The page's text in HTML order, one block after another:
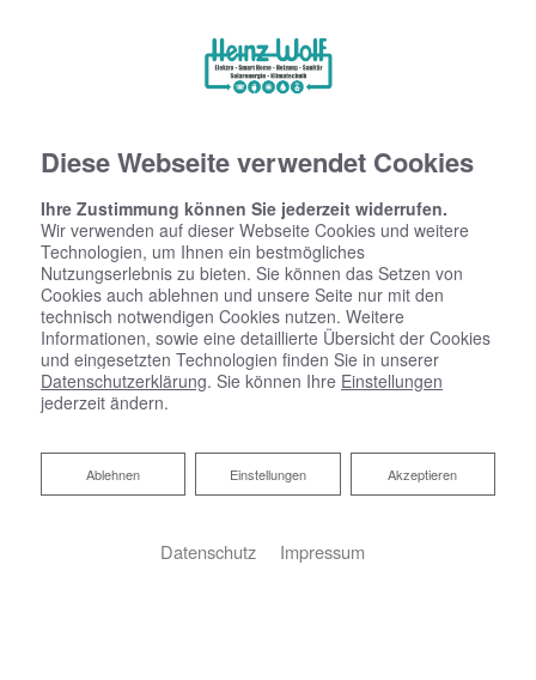
Startseite »Bad»Badinspiration & Musterbäder »Luxus-Bad 8,2 ㎡
Luxus-Bad 8,2 ㎡
Diese Webseite verwendet Cookies
Ihre Zustimmung können Sie jederzeit widerrufen.
Wir verwenden auf dieser Webseite Cookies und weitere
Technologien, um Ihnen ein bestmögliches
Nutzungserlebnis zu bieten. Sie können das Setzen von
Cookies auch ablehnen und unsere Seite nur mit den
technisch notwendigen Cookies nutzen. Weitere
Informationen, sowie eine detaillierte Übersicht der Cookies
und eingesetzten Technologien finden Sie in unserer
Datenschutzerklärung. Sie können Ihre Einstellungen
jederzeit ändern.
Akzeptieren
Einstellungen
Ablehnen
Ablehnen
Datenschutz Impressum